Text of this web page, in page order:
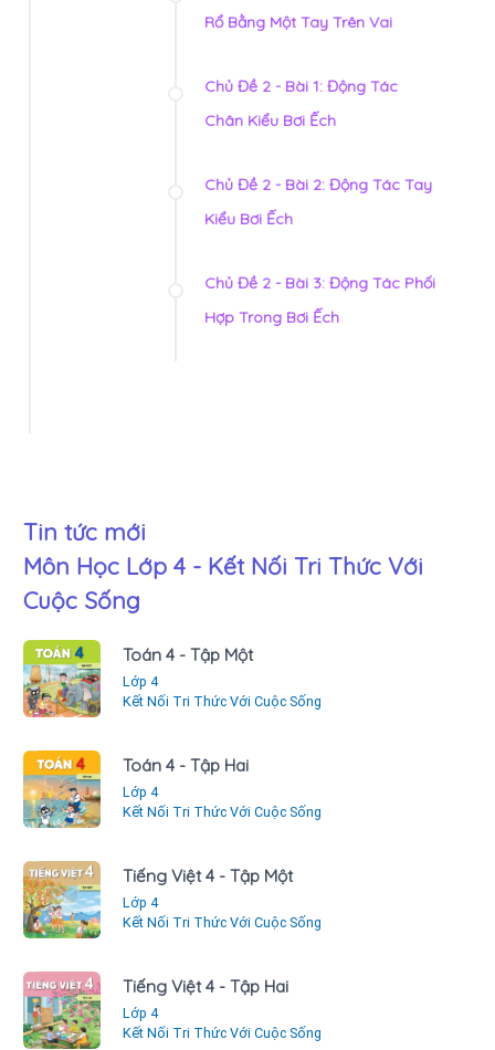
Rổ Bằng Một Tay Trên Vai
Chủ Đề 2 - Bài 1: Động Tác
Chân Kiểu Bơi Ếch
Chủ Đề 2 - Bài 2: Động Tác Tay
Kiểu Bơi Ếch
Chủ Đề 2 - Bài 3: Động Tác Phối
Hợp Trong Bơi Ếch
Tin tức mới
Môn Học Lớp 4 - Kết Nối Tri Thức Với
Cuộc Sống
Toán 4 - Tập Một
Lớp 4
Kết Nối Tri Thức Với Cuộc Sống
Toán 4 - Tập Hai
Lớp 4
Kết Nối Tri Thức Với Cuộc Sống
Tiếng Việt 4 - Tập Một
Lớp 4
Kết Nối Tri Thức Với Cuộc Sống
Tiếng Việt 4 - Tập Hai
Lớp 4
Kết Nối Tri Thức Với Cuộc Sống